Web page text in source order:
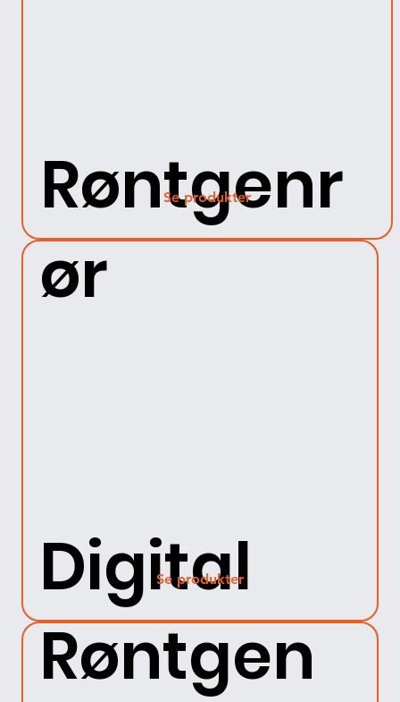
Røntgenr
ør
Se produkter
Digital
Røntgen
Se produkter